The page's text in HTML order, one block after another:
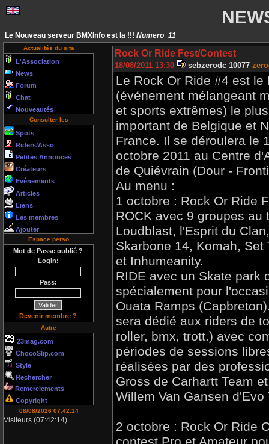
Le Nouveau serveur BMXInfo est la !!! Numero_11
Actualités du site
L'Association
News
Forum
Chat
Nouveautés
Consulter les
Spots
Riders/Asso
Petites Annonces
Créateurs
Evénements
Articles
Liens
Les membres
Ajouter
Espace perso
Mot de Passe oublié ?
Login:
Pass:
Devenir membre ?
Autre
23mag.com
ChocoSlip.com
Style
Rechercher
Remerciements
Copyright
08/08/2026 07:42:14
Visiteurs (07:42:14)
Rock Or Ride Fest/Contest
18/08/2011 13:30 sebzerodc 10077
Le Rock Or Ride #4 est le
(événement mélangeant
et sports extrêmes) le plus
important de Belgique et
France. Il se déroulera le
octobre 2011 au Centre
de Quiévrain (Dour -
Au menu :
1 octobre : Rock Or Ride
ROCK avec 9 groupes au
Loudblast, l'Esprit du
Skarbone 14, Komah, Set
et Inhumeanity.
RIDE avec un Skate park
spécialement pour
Ouata Ramps
sera dédié aux riders de
roller, bmx, trott.) avec
périodes de sessions
réalisées par des
Gross de Carhartt Team
Willem Van Gansen d'Evo
2 octobre : Rock Or Ride